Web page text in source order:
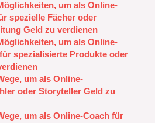
um als Online-
spezielle Fächer oder
Geld zu verdienen
um als Online-
spezialisierte Produkte oder
um als Online-
oder Storyteller Geld zu
um als Online-Coach für